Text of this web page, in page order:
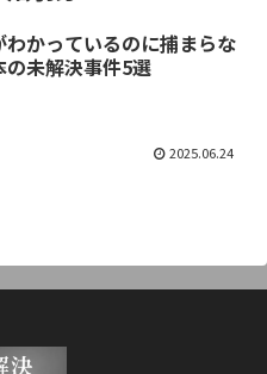
わかっているのに捕まらな
の未解決事件5選
2025.06.24